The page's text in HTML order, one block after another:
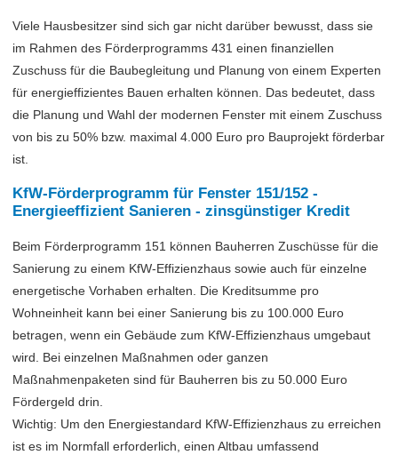
Viele Hausbesitzer sind sich gar nicht darüber bewusst, dass sie
im Rahmen des Förderprogramms 431 einen finanziellen
Zuschuss für die Baubegleitung und Planung von einem Experten
für energieffizientes Bauen erhalten können. Das bedeutet, dass
die Planung und Wahl der modernen Fenster mit einem Zuschuss
von bis zu 50% bzw. maximal 4.000 Euro pro Bauprojekt förderbar
ist.
KfW-Förderprogramm für Fenster 151/152 -
Energieeffizient Sanieren - zinsgünstiger Kredit
Beim Förderprogramm 151 können Bauherren Zuschüsse für die
Sanierung zu einem KfW-Effizienzhaus sowie auch für einzelne
energetische Vorhaben erhalten. Die Kreditsumme pro
Wohneinheit kann bei einer Sanierung bis zu 100.000 Euro
betragen, wenn ein Gebäude zum KfW-Effizienzhaus umgebaut
wird. Bei einzelnen Maßnahmen oder ganzen
Maßnahmenpaketen sind für Bauherren bis zu 50.000 Euro
Fördergeld drin.
Wichtig: Um den Energiestandard KfW-Effizienzhaus zu erreichen
ist es im Normfall erforderlich, einen Altbau umfassend